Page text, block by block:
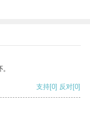
支持[0] 反对[0]